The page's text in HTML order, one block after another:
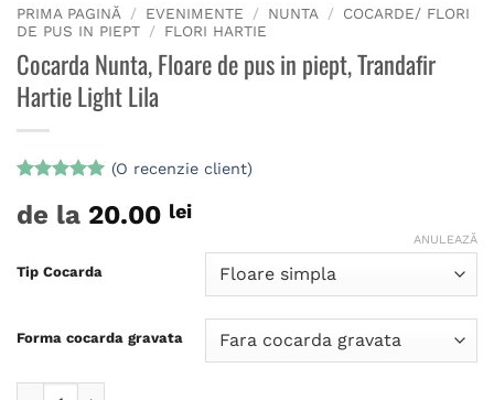
PRIMA PAGINĂ / EVENIMENTE / NUNTA / COCARDE/ FLORI
DE PUS IN PIEPT / FLORI HARTIE
Cocarda Nunta, Floare de pus in piept, Trandafir
Hartie Light Lila
5din 5 pe
baza unei
evaluări
(O recenzie client)
de la 20.00 lei
Tip Cocarda
Forma cocarda gravata
ANULEAZĂ